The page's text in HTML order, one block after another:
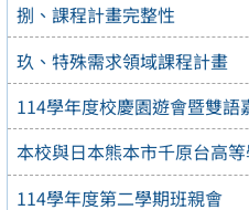
捌、課程計畫完整性
玖、特殊需求領域課程計畫
114學年度校慶園遊會暨雙語
本校與日本熊本市千原台高
114學年度第二學期班親會